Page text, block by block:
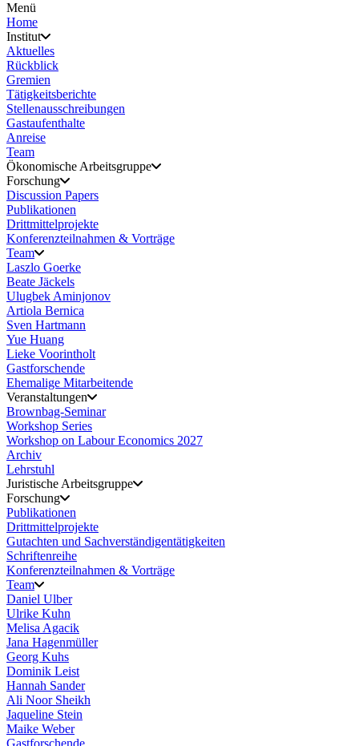
Menü
Home
Institut
Aktuelles
Rückblick
Gremien
Tätigkeitsberichte
Stellenausschreibungen
Gastaufenthalte
Anreise
Team
Ökonomische Arbeitsgruppe
Forschung
Discussion Papers
Publikationen
Drittmittelprojekte
Konferenzteilnahmen & Vorträge
Team
Laszlo Goerke
Beate Jäckels
Ulugbek Aminjonov
Artiola Bernica
Sven Hartmann
Yue Huang
Lieke Voorintholt
Gastforschende
Ehemalige Mitarbeitende
Veranstaltungen
Brownbag-Seminar
Workshop Series
Workshop on Labour Economics 2027
Archiv
Lehrstuhl
Juristische Arbeitsgruppe
Forschung
Publikationen
Drittmittelprojekte
Gutachten und Sachverständigentätigkeiten
Schriftenreihe
Konferenzteilnahmen & Vorträge
Team
Daniel Ulber
Ulrike Kuhn
Melisa Agacik
Jana Hagenmüller
Georg Kuhs
Dominik Leist
Hannah Sander
Ali Noor Sheikh
Jaqueline Stein
Maike Weber
Gastforschende